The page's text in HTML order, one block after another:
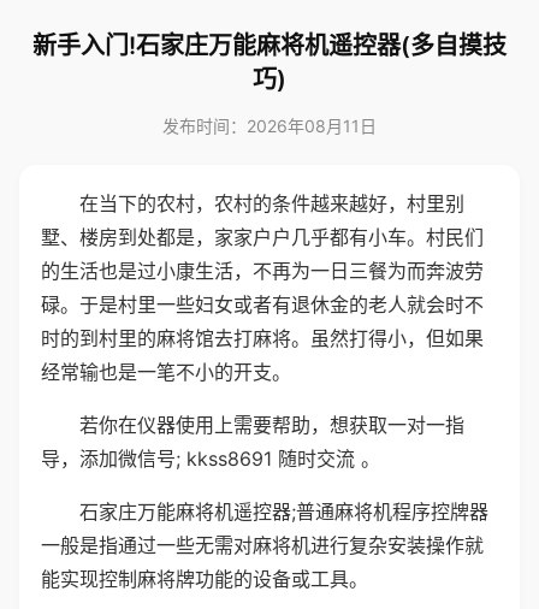
新手入门!石家庄万能麻将机遥控器(多自摸技
巧)
发布时间：2026年08月11日
在当下的农村，农村的条件越来越好，村里别
墅、楼房到处都是，家家户户几乎都有小车。村民们
的生活也是过小康生活，不再为一日三餐为而奔波劳
碌。于是村里一些妇女或者有退休金的老人就会时不
时的到村里的麻将馆去打麻将。虽然打得小，但如果
经常输也是一笔不小的开支。
若你在仪器使用上需要帮助，想获取一对一指
导，添加微信号; kkss8691 随时交流 。
石家庄万能麻将机遥控器;普通麻将机程序控牌器
一般是指通过一些无需对麻将机进行复杂安装操作就
能实现控制麻将牌功能的设备或工具。